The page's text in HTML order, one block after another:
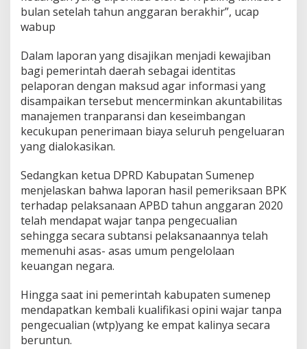
a
A
P
B
D
2
0
0
bulan setelah tahun anggaran berakhir”, ucap
wabup
Dalam laporan yang disajikan menjadi kewajiban
bagi pemerintah daerah sebagai identitas
pelaporan dengan maksud agar informasi yang
disampaikan tersebut mencerminkan akuntabilitas
manajemen tranparansi dan keseimbangan
kecukupan penerimaan biaya seluruh pengeluaran
yang dialokasikan.
Sedangkan ketua DPRD Kabupatan Sumenep
menjelaskan bahwa laporan hasil pemeriksaan BPK
terhadap pelaksanaan APBD tahun anggaran 2020
telah mendapat wajar tanpa pengecualian
sehingga secara subtansi pelaksanaannya telah
memenuhi asas- asas umum pengelolaan
keuangan negara.
Hingga saat ini pemerintah kabupaten sumenep
mendapatkan kembali kualifikasi opini wajar tanpa
pengecualian (wtp)yang ke empat kalinya secara
beruntun.